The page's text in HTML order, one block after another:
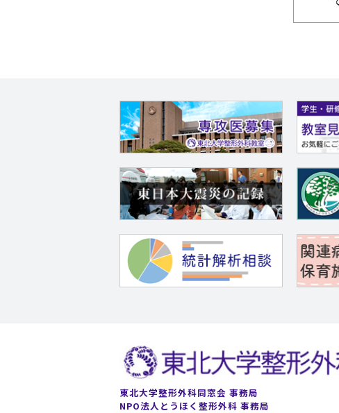
東北大学整形外科同窓会 事務局
NPO法人とうほく整形外科 事務局